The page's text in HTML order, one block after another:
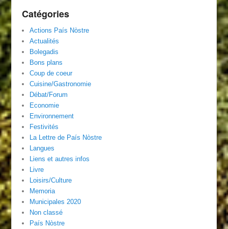
Catégories
Actions País Nòstre
Actualités
Bolegadis
Bons plans
Coup de coeur
Cuisine/Gastronomie
Débat/Forum
Economie
Environnement
Festivités
La Lettre de País Nòstre
Langues
Liens et autres infos
Livre
Loisirs/Culture
Memoria
Municipales 2020
Non classé
País Nòstre